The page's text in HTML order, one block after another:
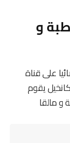
و
على قناة
يقوم
و مالقا